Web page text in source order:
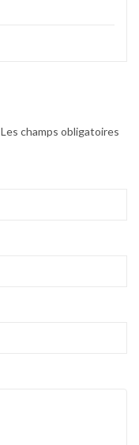
Les champs obligatoires